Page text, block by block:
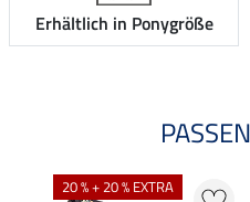
Erhältlich in Ponygröße
20 % + 20 % EXTRA